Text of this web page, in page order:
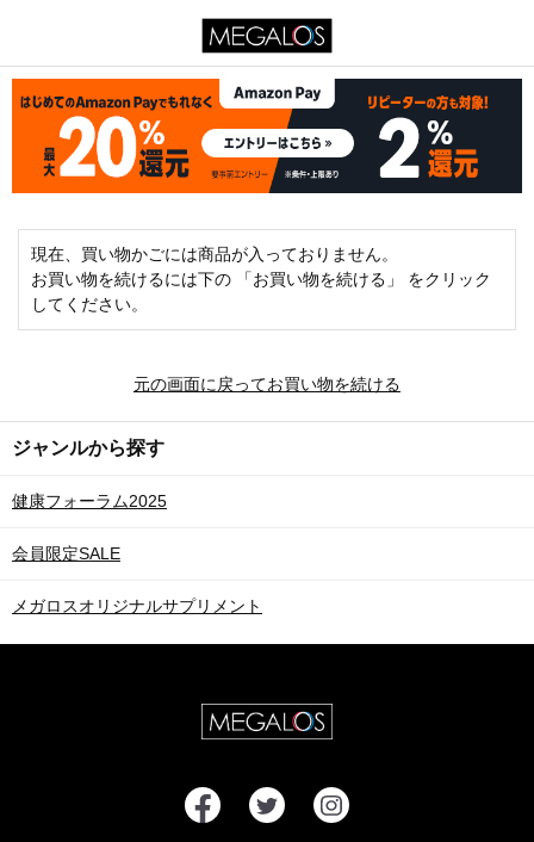
現在、買い物かごには商品が入っておりません。
お買い物を続けるには下の 「お買い物を続ける」 をクリック
してください。
元の画面に戻ってお買い物を続ける
ジャンルから探す
健康フォーラム2025
会員限定SALE
メガロスオリジナルサプリメント